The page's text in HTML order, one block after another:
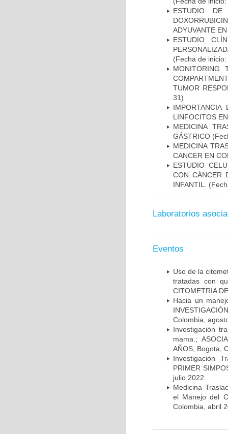
ESTUDIO DE
ADYUVANTE
ESTUDIO
(Fecha de
MONITORING
TUMOR
31)
LINFOCITOS
MEDICINA
GÁSTRICO
MEDICINA
CANCER EN
ESTUDIO
CON CÁNCER
INFANTIL.
Laboratorios
Eventos
Uso de la
tratadas con
CITOMETRIA
Hacia un
Colombia,
Investigación
mama.;
AÑOS, Bogota,
Investigación
PRIMER
julio 2022.
Medicina
el Manejo del
Colombia, abril